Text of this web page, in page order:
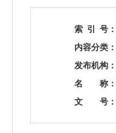
索 引 号：
内容分类：
发布机构：
名
称：
文
号：